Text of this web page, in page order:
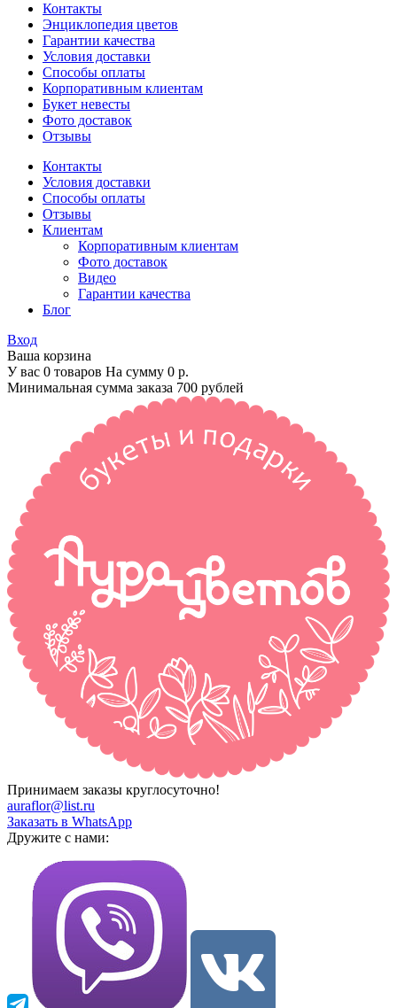
Контакты
Энциклопедия цветов
Гарантии качества
Условия доставки
Способы оплаты
Корпоративным клиентам
Букет невесты
Фото доставок
Отзывы
Контакты
Условия доставки
Способы оплаты
Отзывы
Клиентам
Корпоративным клиентам
Фото доставок
Видео
Гарантии качества
Блог
Вход
Ваша корзина
У вас 0 товаров На сумму 0 р.
Минимальная сумма заказа 700 рублей
Принимаем заказы круглосуточно!
auraflor@list.ru
Заказать в WhatsApp
Дружите с нами: